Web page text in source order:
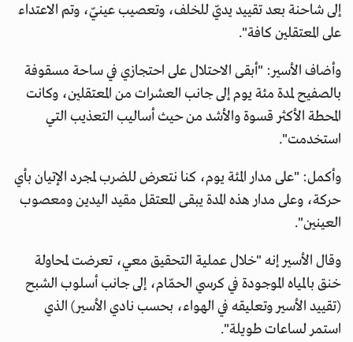
إلى شاحنة بعد تقييد يديّ للخلف، وتعصيب عينيّ، وتم الاعتداء
على المعتقلين كافة".
وأضاف الأسير: "أبقى الاحتلال على احتجازي في ساحة مسقوفة
بالصفيح لمدة مئة يوم إلى جانب العشرات من المعتقلين، وكانت
المحطة الأكثر قسوة والأشد من حيث أساليب التعذيب التي
استخدمت".
وأكمل: "على مدار المئة يوم، كنا نتعرض للضرب لمجرد الإتيان بأي
حركة، وعلى مدار هذه المدة يبقى المعتقل مقيد اليدين ومعصوب
العينين".
وقال الأسير إنه "خلال عملية التحقيق معي، تعرضت لمحاولة
خنق بالمياه الموجودة في كرسي الحمّام، إلى جانب أسلوب الشبح
(تقييد الأسير وتعليقه في الهواء، بحسب نادي الأسير) الذي
استمر لساعات طويلة".